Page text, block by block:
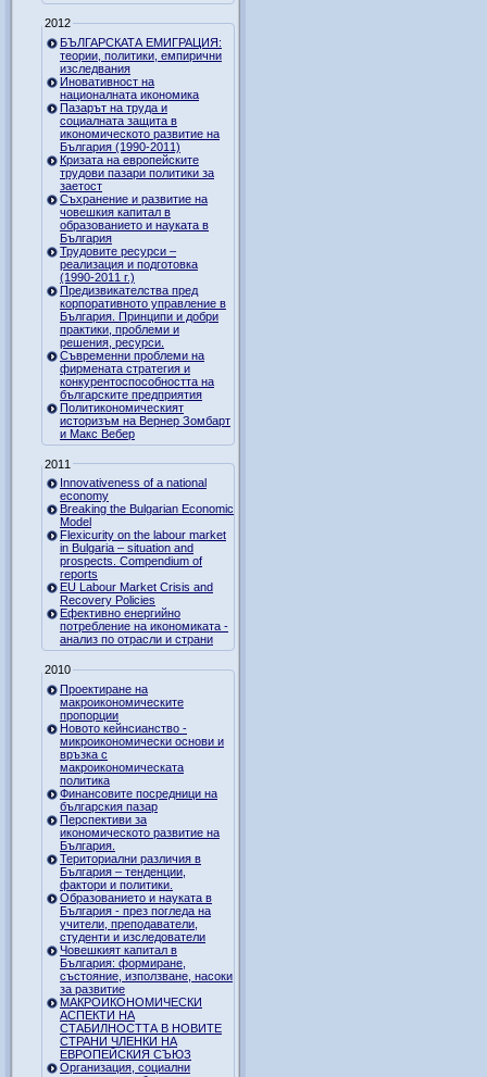
2012
БЪЛГАРСКАТА ЕМИГРАЦИЯ:
теории, политики, емпирични
изследвания
Иновативност на
националната икономика
Пазарът на труда и
социалната защита в
икономическото развитие на
България (1990-2011)
Кризата на европейските
трудови пазари политики за
заетост
Съхранение и развитие на
човешкия капитал в
образованието и науката в
България
Трудовите ресурси –
реализация и подготовка
(1990-2011 г.)
Предизвикателства пред
корпоративното управление в
България. Принципи и добри
практики, проблеми и
решения, ресурси.
Съвременни проблеми на
фирмената стратегия и
конкурентоспособността на
българските предприятия
Политикономическият
историзъм на Вернер Зомбарт
и Макс Вебер
2011
Innovativeness of a national
economy
Breaking the Bulgarian Economic
Model
Flexicurity on the labour market
in Bulgaria – situation and
prospects. Compendium of
reports
EU Labour Market Crisis and
Recovery Policies
Ефективно енергийно
потребление на икономиката -
анализ по отрасли и страни
2010
Проектиране на
макроикономическите
пропорции
Новото кейнсианство -
микроикономически основи и
връзка с
макроикономическата
политика
Финансовите посредници на
българския пазар
Перспективи за
икономическото развитие на
България.
Териториални различия в
България – тенденции,
фактори и политики.
Образованието и науката в
България - през погледа на
учители, преподаватели,
студенти и изследователи
Човешкият капитал в
България: формиране,
състояние, използване, насоки
за развитие
МАКРОИКОНОМИЧЕСКИ
АСПЕКТИ НА
СТАБИЛНОСТТА В НОВИТЕ
СТРАНИ ЧЛЕНКИ НА
ЕВРОПЕЙСКИЯ СЪЮЗ
Организация, социални